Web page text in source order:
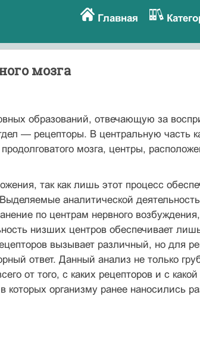
Главная
мозга
образований, отвечающую за
— рецепторы. В центральную часть
мозга, центры,
так как лишь этот процесс
аналитической
по центрам нервного
низших центров обеспечивает
вызывает различный, но для
ответ. Данный анализ не только
от того, с каких рецепторов и с
организму ранее наносились